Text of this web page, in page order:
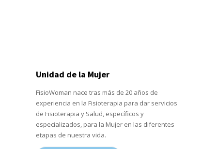
Unidad de la Mujer
FisioWoman nace tras más de 20 años de
experiencia en la Fisioterapia para dar servicios
de Fisioterapia y Salud, específicos y
especializados, para la Mujer en las diferentes
etapas de nuestra vida.